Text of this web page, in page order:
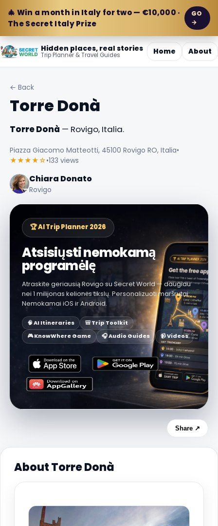
🎄 Win a month in Italy for two — €10,000 ·
The Secret Italy Prize
GO
→
Hidden places, real stories
Trip Planner & Travel Guides Home About
← Back
Torre Donà
Torre Donà — Rovigo, Italia.
Piazza Giacomo Matteotti, 45100 Rovigo RO, Italia•
★★★★☆•133 views
Chiara Donato
Rovigo
🏆 AI Trip Planner 2026
Atsisiųsti nemokamą
programėlę
Atraskite geriausią Rovigo su Secret World — daugiau
nei 1 milijonas kelionės tikslų. Personalizuoti maršrutai.
Nemokamai iOS ir Android.
🧠 AI Itineraries
🎒 Trip Toolkit
🎮 KnowWhere Game
🎧 Audio Guides 📹 Videos
Share ↗
About Torre Donà